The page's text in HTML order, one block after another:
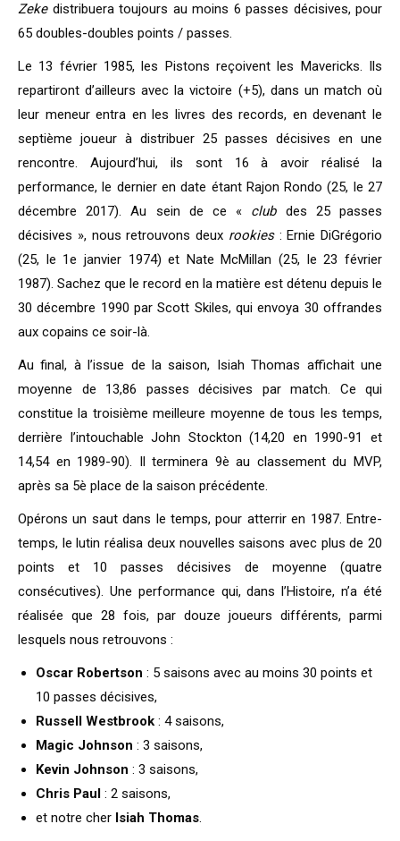
Zeke distribuera toujours au moins 6 passes décisives, pour
65 doubles-doubles points / passes.
Le 13 février 1985, les Pistons reçoivent les Mavericks. Ils
repartiront d’ailleurs avec la victoire (+5), dans un match où
leur meneur entra en les livres des records, en devenant le
septième joueur à distribuer 25 passes décisives en une
rencontre. Aujourd’hui, ils sont 16 à avoir réalisé la
performance, le dernier en date étant Rajon Rondo (25, le 27
décembre 2017). Au sein de ce « club des 25 passes
décisives », nous retrouvons deux rookies: Ernie DiGrégorio
(25, le 1e janvier 1974) et Nate McMillan (25, le 23 février
1987). Sachez que le record en la matière est détenu depuis le
30 décembre 1990 par Scott Skiles, qui envoya 30 offrandes
aux copains ce soir-là.
Au final, à l’issue de la saison, Isiah Thomas affichait une
moyenne de 13,86 passes décisives par match. Ce qui
constitue la troisième meilleure moyenne de tous les temps,
derrière l’intouchable John Stockton (14,20 en 1990-91 et
14,54 en 1989-90). Il terminera 9è au classement du MVP,
après sa 5è place de la saison précédente.
Opérons un saut dans le temps, pour atterrir en 1987. Entre-
temps, le lutin réalisa deux nouvelles saisons avec plus de 20
points et 10 passes décisives de moyenne (quatre
consécutives). Une performance qui, dans l’Histoire, n’a été
réalisée que 28 fois, par douze joueurs différents, parmi
lesquels nous retrouvons :
Oscar Robertson : 5 saisons avec au moins 30 points et
10 passes décisives,
Russell Westbrook : 4 saisons,
Magic Johnson : 3 saisons,
Kevin Johnson : 3 saisons,
Chris Paul : 2 saisons,
et notre cher Isiah Thomas.